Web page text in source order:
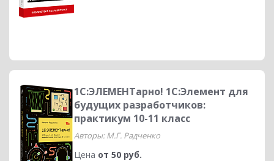
1С:ЭЛЕМЕНТарно! 1С:Элемент для
будущих разработчиков:
практикум 10-11 класс
Авторы: М.Г. Радченко
Цена от 50 руб.